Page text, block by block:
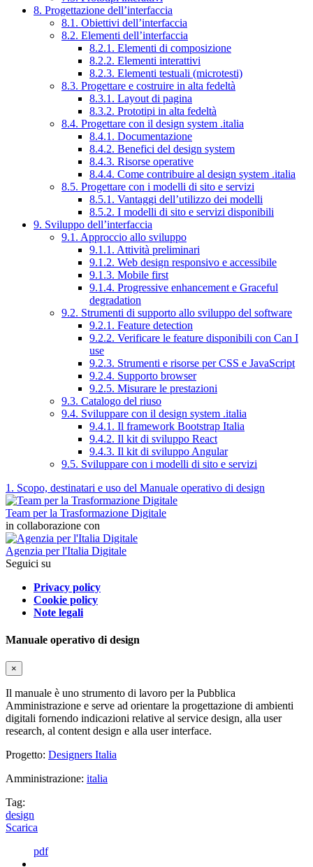
8. Progettazione dell’interfaccia
8.1. Obiettivi dell’interfaccia
8.2. Elementi dell’interfaccia
8.2.1. Elementi di composizione
8.2.2. Elementi interattivi
8.2.3. Elementi testuali (microtesti)
8.3. Progettare e costruire in alta fedeltà
8.3.1. Layout di pagina
8.3.2. Prototipi in alta fedeltà
8.4. Progettare con il design system .italia
8.4.1. Documentazione
8.4.2. Benefici del design system
8.4.3. Risorse operative
8.4.4. Come contribuire al design system .italia
8.5. Progettare con i modelli di sito e servizi
8.5.1. Vantaggi dell’utilizzo dei modelli
8.5.2. I modelli di sito e servizi disponibili
9. Sviluppo dell’interfaccia
9.1. Approccio allo sviluppo
9.1.1. Attività preliminari
9.1.2. Web design responsivo e accessibile
9.1.3. Mobile first
9.1.4. Progressive enhancement e Graceful
degradation
9.2. Strumenti di supporto allo sviluppo del software
9.2.1. Feature detection
9.2.2. Verificare le feature disponibili con Can I
use
9.2.3. Strumenti e risorse per CSS e JavaScript
9.2.4. Supporto browser
9.2.5. Misurare le prestazioni
9.3. Catalogo del riuso
9.4. Sviluppare con il design system .italia
9.4.1. Il framework Bootstrap Italia
9.4.2. Il kit di sviluppo React
9.4.3. Il kit di sviluppo Angular
9.5. Sviluppare con i modelli di sito e servizi
1. Scopo, destinatari e uso del Manuale operativo di design
Team per la Trasformazione Digitale
in collaborazione con
Agenzia per l'Italia Digitale
Seguici su
Privacy policy
Cookie policy
Note legali
Manuale operativo di design
×
Il manuale è uno strumento di lavoro per la Pubblica
Amministrazione e serve ad orientare la progettazione di ambienti
digitali fornendo indicazioni relative al service design, alla user
research, al content design e alla user interface.
Progetto: Designers Italia
Amministrazione: italia
Tag:
design
Scarica
pdf